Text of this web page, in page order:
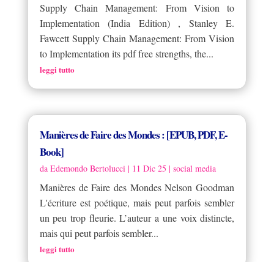
Supply Chain Management: From Vision to
Implementation (India Edition) , Stanley E.
Fawcett Supply Chain Management: From Vision
to Implementation its pdf free strengths, the...
leggi tutto
Manières de Faire des Mondes : [EPUB, PDF, E-
Book]
da Edemondo Bertolucci| 11 Dic 25 | social media
Manières de Faire des Mondes Nelson Goodman
L'écriture est poétique, mais peut parfois sembler
un peu trop fleurie. L’auteur a une voix distincte,
mais qui peut parfois sembler...
leggi tutto